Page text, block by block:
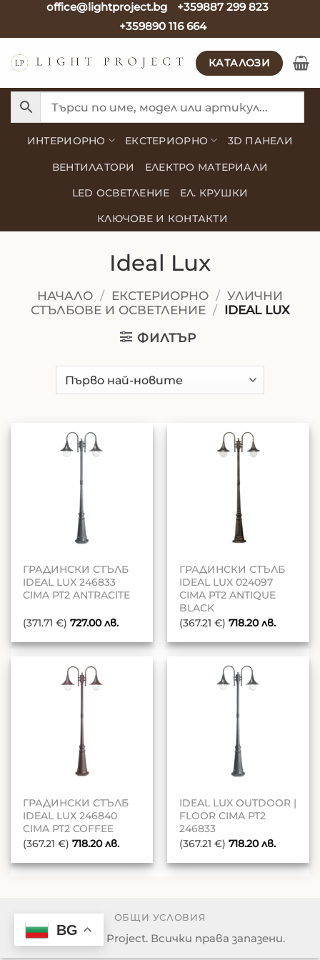
office@lightproject.bg
+359887 299 823
+359890 116 664
КАТАЛОЗИ
ИНТЕРИОРНО ЕКСТЕРИОРНО 3D ПАНЕЛИ
ВЕНТИЛАТОРИ ЕЛЕКТРО МАТЕРИАЛИ
LED ОСВЕТЛЕНИЕ ЕЛ. КРУШКИ
КЛЮЧОВЕ И КОНТАКТИ
Ideal Lux
НАЧАЛО / ЕКСТЕРИОРНО / УЛИЧНИ
СТЪЛБОВЕ И ОСВЕТЛЕНИЕ / IDEAL LUX
ФИЛТЪР
ГРАДИНСКИ СТЪЛБ
IDEAL LUX 246833
CIMA PT2 ANTRACITE
(371.71 €) 727.00лв.
ГРАДИНСКИ СТЪЛБ
IDEAL LUX 024097
CIMA PT2 ANTIQUE
BLACK
(367.21 €) 718.20лв.
ГРАДИНСКИ СТЪЛБ
IDEAL LUX 246840
CIMA PT2 COFFEE
(367.21 €) 718.20лв.
IDEAL LUX OUTDOOR |
FLOOR CIMA PT2
246833
(367.21 €) 718.20лв.
ОБЩИ УСЛОВИЯ
© 2026 Light Project. Всички права запазени.
BG